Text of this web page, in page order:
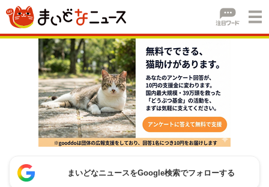
まいどなニュースをGoogle検索でフォローする